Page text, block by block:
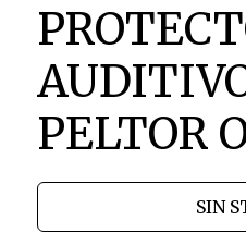
PELTOR
SIN